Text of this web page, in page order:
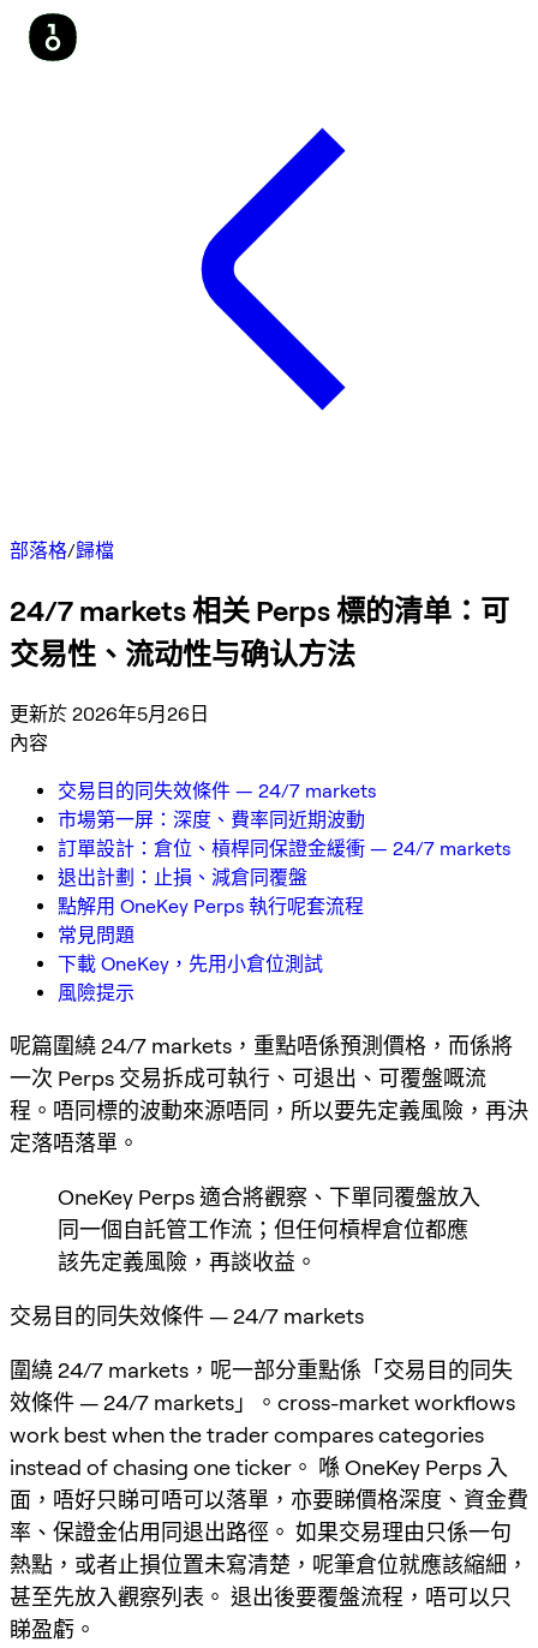
部落格/歸檔
24/7 markets 相关 Perps 標的清单：可
交易性、流动性与确认方法
更新於 2026年5月26日
內容
交易目的同失效條件 — 24/7 markets
市場第一屏：深度、費率同近期波動
訂單設計：倉位、槓桿同保證金緩衝 — 24/7 markets
退出計劃：止損、減倉同覆盤
點解用 OneKey Perps 執行呢套流程
常見問題
下載 OneKey，先用小倉位測試
風險提示
呢篇圍繞 24/7 markets，重點唔係預測價格，而係將
一次 Perps 交易拆成可執行、可退出、可覆盤嘅流
程。唔同標的波動來源唔同，所以要先定義風險，再決
定落唔落單。
OneKey Perps 適合將觀察、下單同覆盤放入
同一個自託管工作流；但任何槓桿倉位都應
該先定義風險，再談收益。
交易目的同失效條件 — 24/7 markets
圍繞 24/7 markets，呢一部分重點係「交易目的同失
效條件 — 24/7 markets」。cross-market workflows
work best when the trader compares categories
instead of chasing one ticker。 喺 OneKey Perps 入
面，唔好只睇可唔可以落單，亦要睇價格深度、資金費
率、保證金佔用同退出路徑。 如果交易理由只係一句
熱點，或者止損位置未寫清楚，呢筆倉位就應該縮細，
甚至先放入觀察列表。 退出後要覆盤流程，唔可以只
睇盈虧。